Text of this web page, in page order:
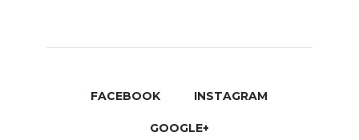
FACEBOOK INSTAGRAM
GOOGLE+